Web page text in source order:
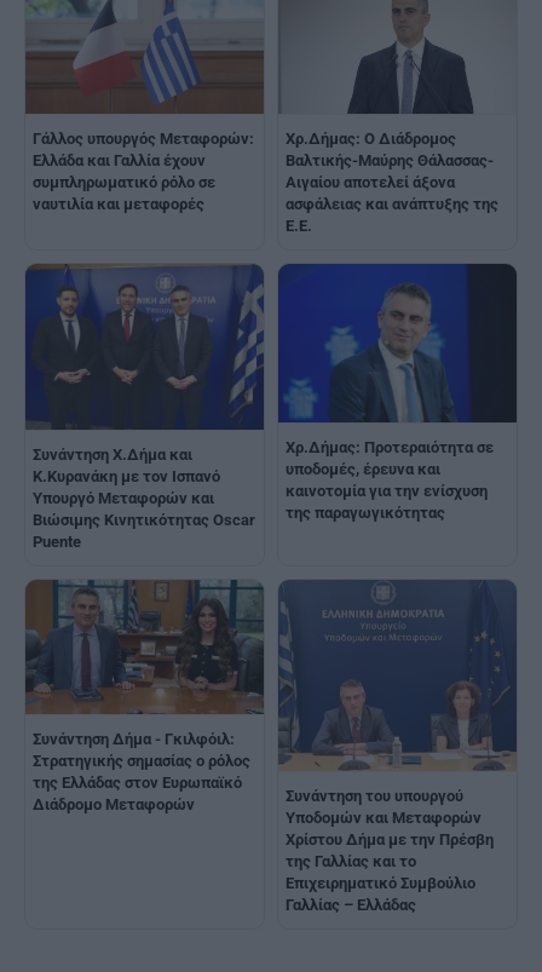
Γάλλος υπουργός Μεταφορών:
Ελλάδα και Γαλλία έχουν
συμπληρωματικό ρόλο σε
ναυτιλία και μεταφορές
Χρ.Δήμας: Ο Διάδρομος
Βαλτικής-Μαύρης Θάλασσας-
Αιγαίου αποτελεί άξονα
ασφάλειας και ανάπτυξης της
Ε.Ε.
Συνάντηση Χ.Δήμα και
Κ.Κυρανάκη με τον Ισπανό
Υπουργό Μεταφορών και
Βιώσιμης Κινητικότητας Oscar
Puente
Χρ.Δήμας: Προτεραιότητα σε
υποδομές, έρευνα και
καινοτομία για την ενίσχυση
της παραγωγικότητας
Συνάντηση Δήμα - Γκιλφόιλ:
Στρατηγικής σημασίας ο ρόλος
της Ελλάδας στον Ευρωπαϊκό
Διάδρομο Μεταφορών
Συνάντηση του υπουργού
Υποδομών και Μεταφορών
Χρίστου Δήμα με την Πρέσβη
της Γαλλίας και το
Επιχειρηματικό Συμβούλιο
Γαλλίας – Ελλάδας